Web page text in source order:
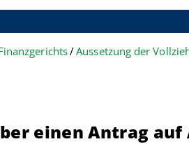
Aussetzung der
einen Antrag auf